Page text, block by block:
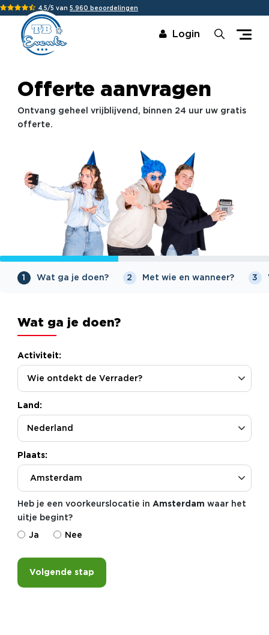
4,5/5 van 5.960 beoordelingen
Login
Offerte aanvragen
Ontvang geheel vrijblijvend, binnen 24 uur uw gratis
offerte.
1 Wat ga je doen? 2 Met wie en wanneer? 3
Wat ga je doen?
Activiteit:
Land:
Plaats:
Amsterdam
Heb je een voorkeurslocatie in Amsterdam waar het
uitje begint?
Ja Nee
Volgende stap